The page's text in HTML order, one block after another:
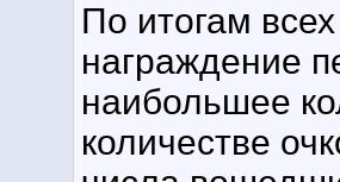
По итогам
награждение
наибольшее
количестве